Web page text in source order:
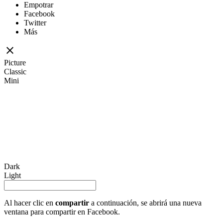
Empotrar
Facebook
Twitter
Más
Picture
Classic
Mini
Dark
Light
Al hacer clic en compartir a continuación, se abrirá una nueva
ventana para compartir en Facebook.